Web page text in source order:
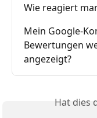
Wie reagiert
Mein Google-
Bewertungen
angezeigt?
Hat dies